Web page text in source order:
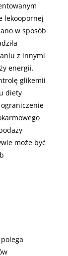
lekoopornej
w sposób
z innymi
energii.
glikemii
diety
może być